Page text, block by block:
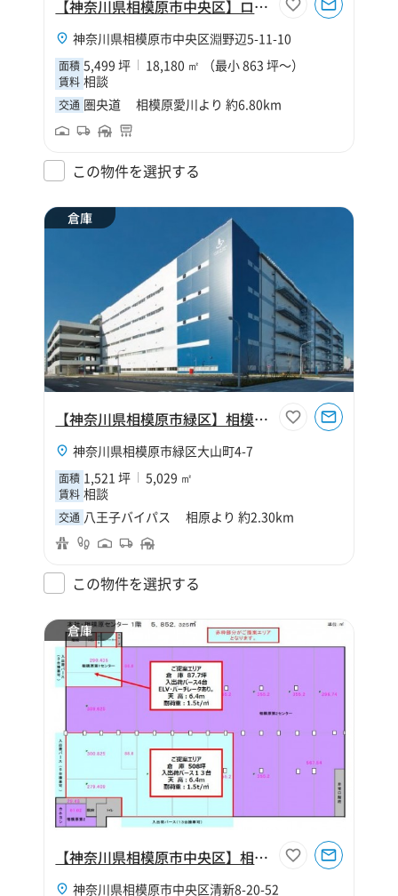
【神奈川県相模原市中央区】ロジクロス相模原
神奈川県相模原市中央区淵野辺5-11-10
面積 5,499 坪 18,180 ㎡ （最小 863 坪～）
賃料 相談
交通 圏央道 相模原愛川より 約6.80km
この物件を選択する
倉庫
【神奈川県相模原市緑区】相模原市緑区大山町1521坪倉庫
神奈川県相模原市緑区大山町4-7
面積 1,521 坪 5,029 ㎡
賃料 相談
交通 八王子バイパス 相原より 約2.30km
この物件を選択する
倉庫
【神奈川県相模原市中央区】相模原センター（寄託）
神奈川県相模原市中央区清新8-20-52